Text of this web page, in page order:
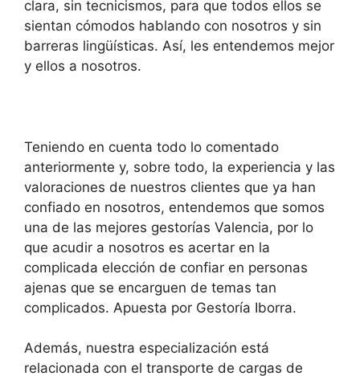
clara, sin tecnicismos, para que todos ellos se
sientan cómodos hablando con nosotros y sin
barreras lingüísticas. Así, les entendemos mejor
y ellos a nosotros.
Teniendo en cuenta todo lo comentado
anteriormente y, sobre todo, la experiencia y las
valoraciones de nuestros clientes que ya han
confiado en nosotros, entendemos que somos
una de las mejores gestorías Valencia, por lo
que acudir a nosotros es acertar en la
complicada elección de confiar en personas
ajenas que se encarguen de temas tan
complicados. Apuesta por Gestoría Iborra.
Además, nuestra especialización está
relacionada con el transporte de cargas de